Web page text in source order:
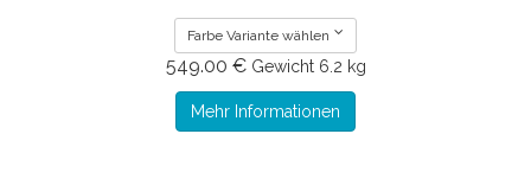
Farbe Variante wählen
549.00 € Gewicht 6.2 kg
Mehr Informationen